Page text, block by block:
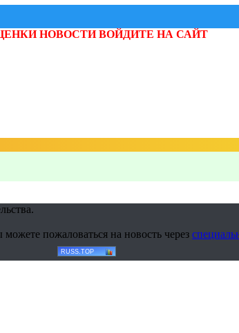
НОВОСТИ ВОЙДИТЕ НА САЙТ
пожаловаться на новость через